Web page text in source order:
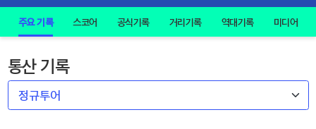
주요 기록 스코어 공식기록 거리기록 역대기록 미디어
통산 기록